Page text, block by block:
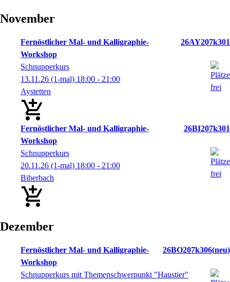
November
Fernöstlicher Mal- und Kalligraphie-
Workshop
26AY207k301
Schnupperkurs
13.11.26 (1-mal) 18:00 - 21:00
Aystetten
Fernöstlicher Mal- und Kalligraphie-
Workshop
26BI207k301
Schnupperkurs
20.11.26 (1-mal) 18:00 - 21:00
Biberbach
Dezember
Fernöstlicher Mal- und Kalligraphie-
Workshop
26BO207k306 neu
Schnupperkurs mit Themenschwerpunkt "Haustier"